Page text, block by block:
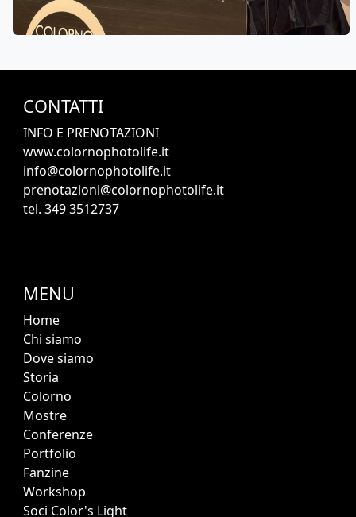
CONTATTI
INFO E PRENOTAZIONI
www.colornophotolife.it
info@colornophotolife.it
prenotazioni@colornophotolife.it
tel. 349 3512737
MENU
Home
Chi siamo
Dove siamo
Storia
Colorno
Mostre
Conferenze
Portfolio
Fanzine
Workshop
Soci Color's Light